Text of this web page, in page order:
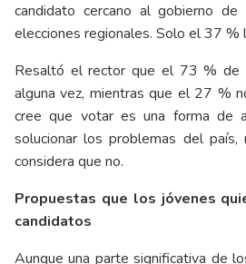
candidato cercano al gobierno
elecciones regionales. Solo el 37 %
Resaltó el rector que el 73 % de
alguna vez, mientras que el 27 %
cree que votar es una forma de
solucionar los problemas del
considera que no.
Propuestas que los jóvenes
candidatos
Aunque una parte significativa de